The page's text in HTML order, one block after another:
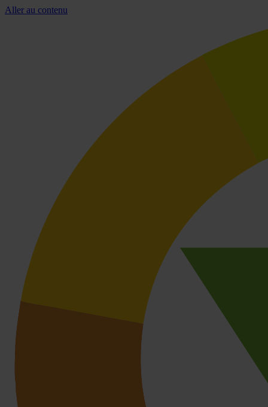
Aller au contenu